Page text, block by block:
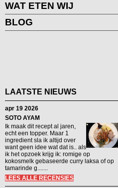
WAT ETEN WIJ
BLOG
LAATSTE NIEUWS
apr 19 2026
SOTO AYAM
Ik maak dit recept al jaren,
echt een topper. Maar 1
ingredient sla ik altijd over
want geen idee wat dat is.. als
ik het opzoek krijg ik: romige op
kokosmelk gebaseerde curry laksa of op
tamarinde g.......
LEES ALLE RECENSIES